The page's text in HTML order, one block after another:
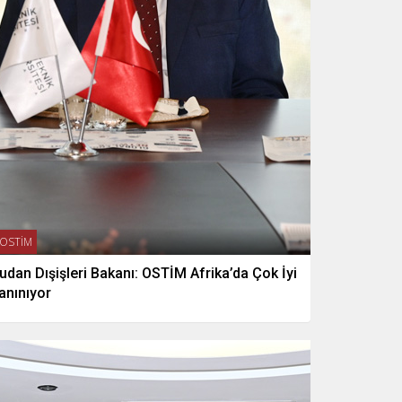
OSTİM
Dışişleri Bakanı: OSTİM Afrika’da Çok İyi